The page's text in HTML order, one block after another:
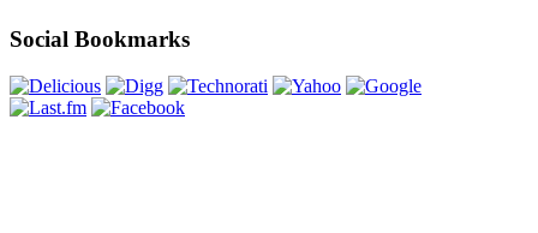
Social Bookmarks